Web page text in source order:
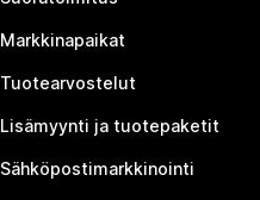
Markkinapaikat
Tuotearvostelut
Lisämyynti ja tuotepaketit
Sähköpostimarkkinointi